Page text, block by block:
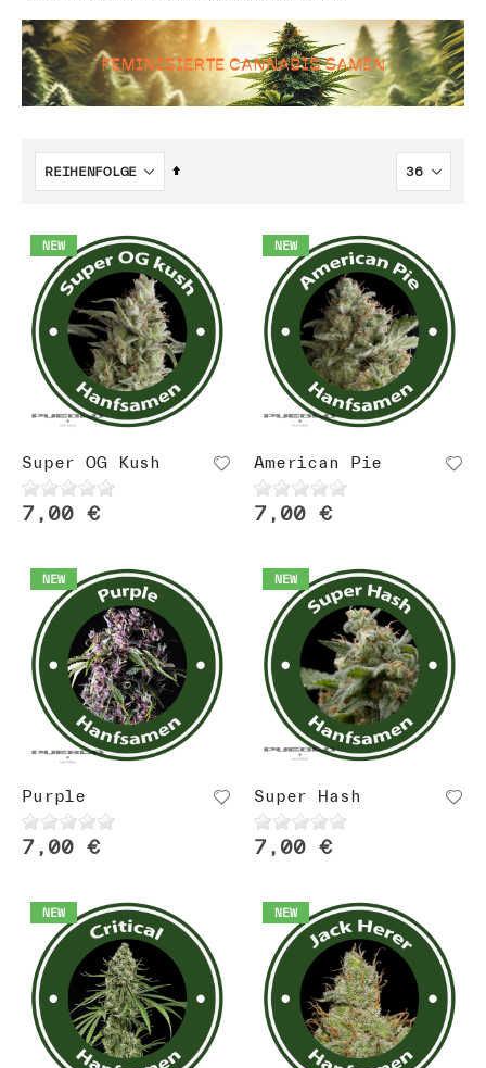
Absteigend
NEW
Super OG Kush
7,00 €
NEW
American Pie
7,00 €
NEW
Purple
7,00 €
NEW
Super Hash
7,00 €
NEW NEW